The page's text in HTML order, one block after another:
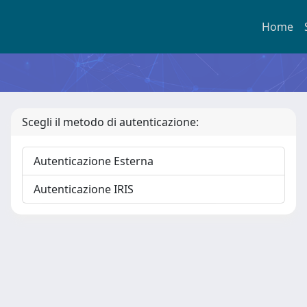
Home
Scegli il metodo di autenticazione:
Autenticazione Esterna
Autenticazione IRIS